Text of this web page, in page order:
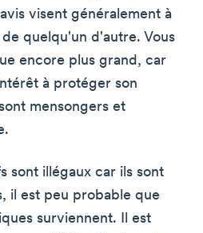
visent généralement à
quelqu'un d'autre. Vous
encore plus grand, car
à protéger son
mensongers et
sont illégaux car ils sont
il est peu probable que
surviennent. Il est